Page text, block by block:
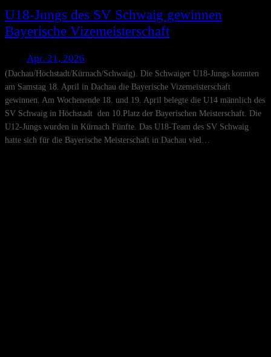
U18-Jungs des SV Schwaig gewinnen
Bayerische Vizemeisterschaft
Apr. 21, 2026
(Dachau/Höchstadt/Kürnach/Schwaig). Die Schwaiger U18-Jungs konnten
am Samstag 18. April in Dachau die Bayerische Vizemeisterschaft
gewinnen. Am Wochenende 18. und 19. April belegte die U14 männlich des
SV Schwaig in Höchstadt den 10.Platz der Bayerischen Meisterschaft. Die
U12-Jungs wurden in Kürnach Fünfte. Das U18-Team des SV Schwaig
hatte sich für die Bayerische Meisterschaft in Dachau viel…